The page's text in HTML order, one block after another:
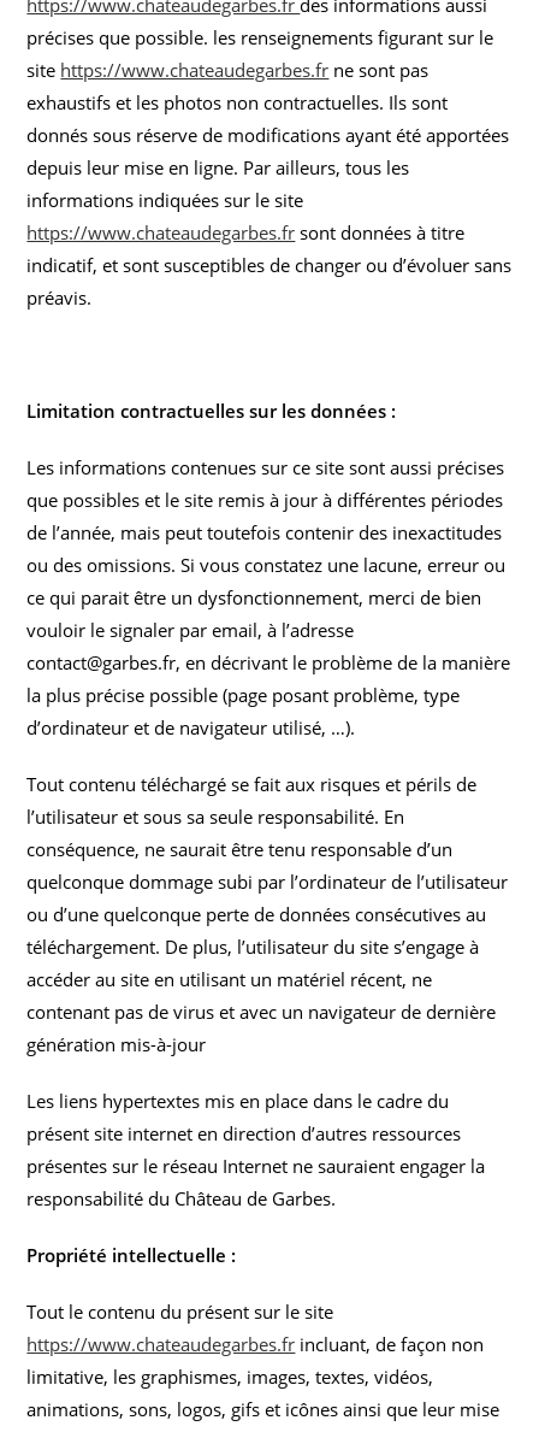
https://www.chateaudegarbes.frdes informations aussi
précises que possible. les renseignements figurant sur le
site https://www.chateaudegarbes.fr ne sont pas
exhaustifs et les photos non contractuelles. Ils sont
donnés sous réserve de modifications ayant été apportées
depuis leur mise en ligne. Par ailleurs, tous les
informations indiquées sur le site
https://www.chateaudegarbes.fr sont données à titre
indicatif, et sont susceptibles de changer ou d’évoluer sans
préavis.
Limitation contractuelles sur les données :
Les informations contenues sur ce site sont aussi précises
que possibles et le site remis à jour à différentes périodes
de l’année, mais peut toutefois contenir des inexactitudes
ou des omissions. Si vous constatez une lacune, erreur ou
ce qui parait être un dysfonctionnement, merci de bien
vouloir le signaler par email, à l’adresse
contact@garbes.fr, en décrivant le problème de la manière
la plus précise possible (page posant problème, type
d’ordinateur et de navigateur utilisé, …).
Tout contenu téléchargé se fait aux risques et périls de
l’utilisateur et sous sa seule responsabilité. En
conséquence, ne saurait être tenu responsable d’un
quelconque dommage subi par l’ordinateur de l’utilisateur
ou d’une quelconque perte de données consécutives au
téléchargement. De plus, l’utilisateur du site s’engage à
accéder au site en utilisant un matériel récent, ne
contenant pas de virus et avec un navigateur de dernière
génération mis-à-jour
Les liens hypertextes mis en place dans le cadre du
présent site internet en direction d’autres ressources
présentes sur le réseau Internet ne sauraient engager la
responsabilité du Château de Garbes.
Propriété intellectuelle :
Tout le contenu du présent sur le site
https://www.chateaudegarbes.fr incluant, de façon non
limitative, les graphismes, images, textes, vidéos,
animations, sons, logos, gifs et icônes ainsi que leur mise